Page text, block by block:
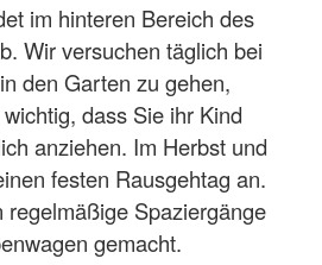
im hinteren Bereich des
Wir versuchen täglich bei
den Garten zu gehen,
dass Sie ihr Kind
anziehen. Im Herbst und
festen Rausgehtag an.
Spaziergänge
gemacht.